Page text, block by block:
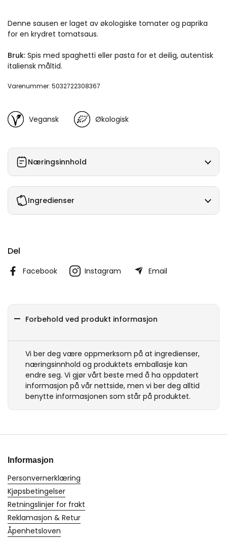
Denne sausen er laget av økologiske tomater og paprika
for en krydret tomatsaus.
Bruk: Spis med spaghetti eller pasta for et deilig, autentisk
italiensk måltid.
Varenummer: 5032722308367
Vegansk Økologisk
Næringsinnhold
Ingredienser
Del
Facebook Instagram Email
Forbehold ved produkt informasjon
Vi ber deg være oppmerksom på at ingredienser,
næringsinnhold og produktets emballasje kan
endre seg. Vi gjør vårt beste med å ha oppdatert
informasjon på vår nettside, men vi ber deg alltid
benytte informasjonen som står på produktet.
Informasjon
Personvernerklæring
Kjøpsbetingelser
Retningslinjer for frakt
Reklamasjon & Retur
Åpenhetsloven